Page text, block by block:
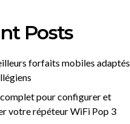
Posts
forfaits mobiles adaptés
pour configurer et
votre répéteur WiFi Pop 3